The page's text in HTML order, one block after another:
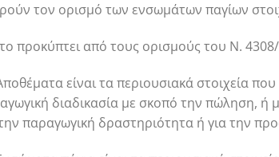
τον ορισμό των ενσωμάτων παγίων
προκύπτει από τους ορισμούς του Ν.
είναι τα περιουσιακά στοιχεία
διαδικασία με σκοπό την πώληση, ή
παραγωγική δραστηριότητα ή για την